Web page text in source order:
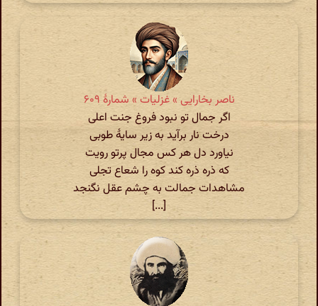
ناصر بخارایی » غزلیات » شمارهٔ ۶۰۹
اگر جمال تو نبود فروغ جنت اعلی
درخت نار بر‌آید به زیر سایهٔ طوبی
نیاورد دل هر کس مجال پرتو رویت
که ذره ذره کند کوه را شعاع تجلی
مشاهدات جمالت به چشم عقل نگنجد
[...]